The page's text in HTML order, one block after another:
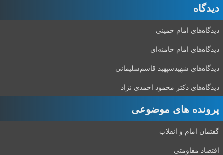
دیدگاه‌
دیدگاه‌های امام خمینی
دیدگاه‌های امام خامنه‌ای
دیدگاه‌های شهید‌سپهبد قاسم‌سلیمانی
دیدگاه‌های دکتر محمود احمدی نژاد
پرونده های موضوعی
گفتمان امام و انقلاب
اقتصاد مقاومتی